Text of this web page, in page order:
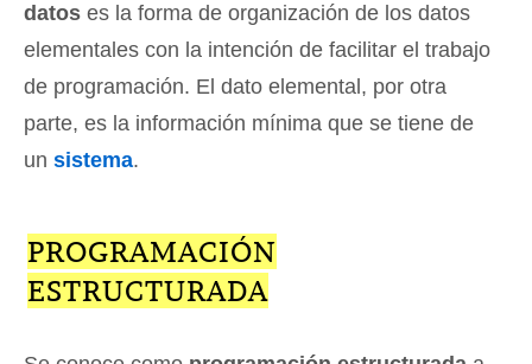
datos es la forma de organización de los datos
elementales con la intención de facilitar el trabajo
de programación. El dato elemental, por otra
parte, es la información mínima que se tiene de
un sistema.
PROGRAMACIÓN
ESTRUCTURADA